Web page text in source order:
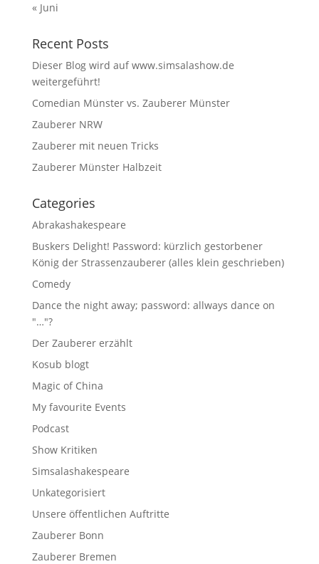
« Juni
Recent Posts
Dieser Blog wird auf www.simsalashow.de
weitergeführt!
Comedian Münster vs. Zauberer Münster
Zauberer NRW
Zauberer mit neuen Tricks
Zauberer Münster Halbzeit
Categories
Abrakashakespeare
Buskers Delight! Password: kürzlich gestorbener
König der Strassenzauberer (alles klein geschrieben)
Comedy
Dance the night away; password: allways dance on
"…"?
Der Zauberer erzählt
Kosub blogt
Magic of China
My favourite Events
Podcast
Show Kritiken
Simsalashakespeare
Unkategorisiert
Unsere öffentlichen Auftritte
Zauberer Bonn
Zauberer Bremen